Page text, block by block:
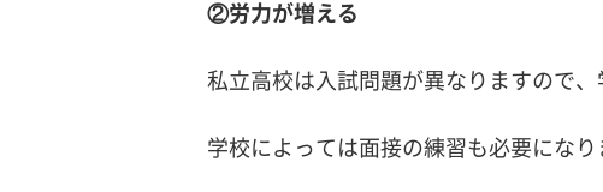
②労力が増える
私立高校は入試問題が異なりますので、
学校によっては面接の練習も必要になり